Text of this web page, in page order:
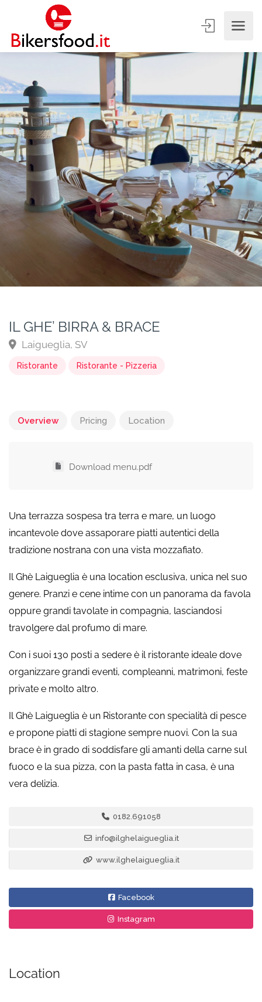
IL GHE’ BIRRA & BRACE
Laigueglia, SV
Ristorante Ristorante - Pizzeria
Overview Pricing Location
Download menu.pdf
Una terrazza sospesa tra terra e mare, un luogo
incantevole dove assaporare piatti autentici della
tradizione nostrana con una vista mozzafiato.
Il Ghè Laigueglia è una location esclusiva, unica nel suo
genere. Pranzi e cene intime con un panorama da favola
oppure grandi tavolate in compagnia, lasciandosi
travolgere dal profumo di mare.
Con i suoi 130 posti a sedere è il ristorante ideale dove
organizzare grandi eventi, compleanni, matrimoni, feste
private e molto altro.
Il Ghè Laigueglia è un Ristorante con specialità di pesce
e propone piatti di stagione sempre nuovi. Con la sua
brace è in grado di soddisfare gli amanti della carne sul
fuoco e la sua pizza, con la pasta fatta in casa, è una
vera delizia.
0182.691058
info@ilghelaigueglia.it
www.ilghelaigueglia.it
Facebook
Instagram
Location